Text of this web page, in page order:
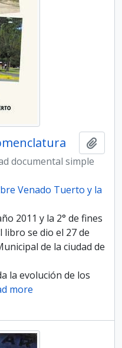
documental simple
Venado Tuerto y la
2011 y la 2° de fines
libro se dio el 27 de
de la ciudad de
la evolución de los
more